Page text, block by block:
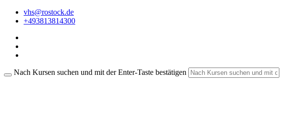
vhs@rostock.de
+493813814300
Nach Kursen suchen und mit der Enter-Taste bestätigen